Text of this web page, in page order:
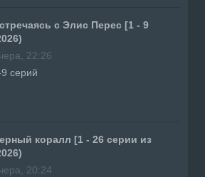
с Элис Перес [1 - 9
22:26
серий
коралл [1 - 26 серии из
20:24